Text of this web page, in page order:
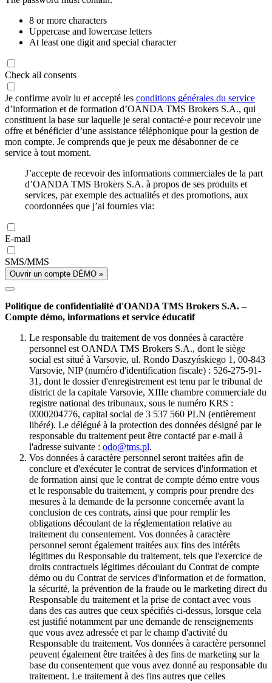
8 or more characters
Uppercase and lowercase letters
At least one digit and special character
Check all consents
Je confirme avoir lu et accepté les conditions générales du service
d’information et de formation d’OANDA TMS Brokers S.A., qui
constituent la base sur laquelle je serai contacté·e pour recevoir une
offre et bénéficier d’une assistance téléphonique pour la gestion de
mon compte. Je comprends que je peux me désabonner de ce
service à tout moment.
J’accepte de recevoir des informations commerciales de la part
d’OANDA TMS Brokers S.A. à propos de ses produits et
services, par exemple des actualités et des promotions, aux
coordonnées que j’ai fournies via:
E-mail
SMS/MMS
Ouvrir un compte DÉMO »
Politique de confidentialité d'OANDA TMS Brokers S.A. –
Compte démo, informations et service éducatif
Le responsable du traitement de vos données à caractère
personnel est OANDA TMS Brokers S.A., dont le siège
social est situé à Varsovie, ul. Rondo Daszyńskiego 1, 00-843
Varsovie, NIP (numéro d'identification fiscale) : 526-275-91-
31, dont le dossier d'enregistrement est tenu par le tribunal de
district de la capitale Varsovie, XIIIe chambre commerciale du
registre national des tribunaux, sous le numéro KRS :
0000204776, capital social de 3 537 560 PLN (entièrement
libéré). Le délégué à la protection des données désigné par le
responsable du traitement peut être contacté par e-mail à
l'adresse suivante : odo@tms.pl.
Vos données à caractère personnel seront traitées afin de
conclure et d'exécuter le contrat de services d'information et
de formation ainsi que le contrat de compte démo entre vous
et le responsable du traitement, y compris pour prendre des
mesures à la demande de la personne concernée avant la
conclusion de ces contrats, ainsi que pour remplir les
obligations découlant de la réglementation relative au
traitement du consentement. Vos données à caractère
personnel seront également traitées aux fins des intérêts
légitimes du Responsable du traitement, tels que l'exercice de
droits contractuels légitimes découlant du Contrat de compte
démo ou du Contrat de services d'information et de formation,
la sécurité, la prévention de la fraude ou le marketing direct du
Responsable du traitement et la prise de contact avec vous
dans des cas autres que ceux spécifiés ci-dessus, lorsque cela
est justifié notamment par une demande de renseignements
que vous avez adressée et par le champ d'activité du
Responsable du traitement. Vos données à caractère personnel
peuvent également être traitées à des fins de marketing sur la
base du consentement que vous avez donné au responsable du
traitement. Le traitement à des fins autres que celles